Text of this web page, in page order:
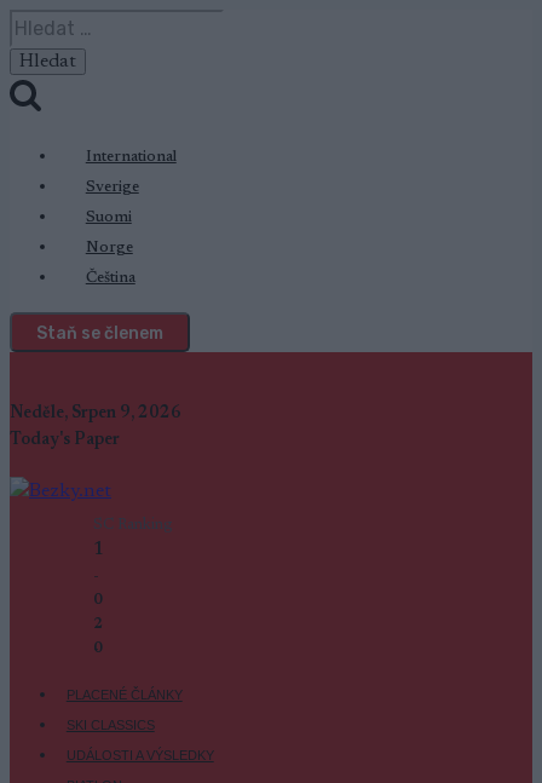
Přeskočit
na
obsah
Vyhledávání
International
Sverige
Suomi
Norge
Čeština
Staň se členem
Neděle, Srpen 9, 2026
Today's Paper
SC Ranking
1
-
0
2
-
0
PLACENÉ ČLÁNKY
SKI CLASSICS
UDÁLOSTI A VÝSLEDKY